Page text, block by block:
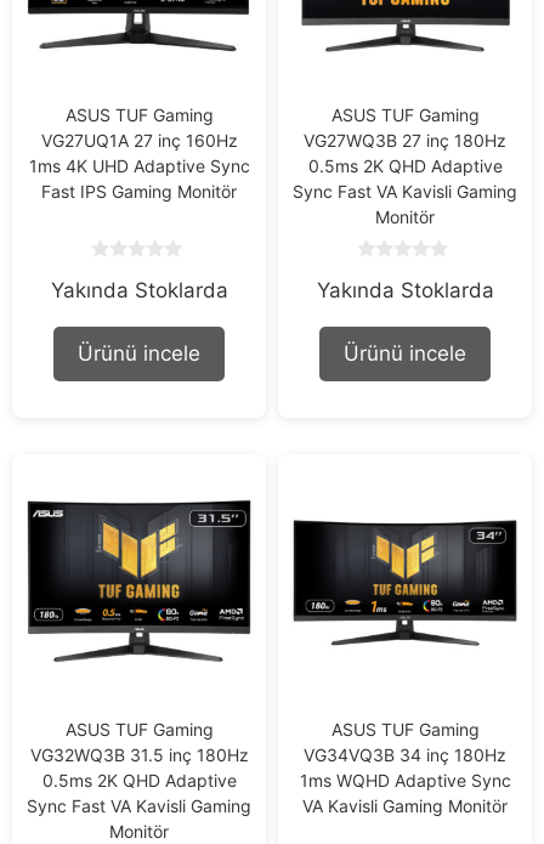
ASUS TUF Gaming
VG27UQ1A 27 inç 160Hz
1ms 4K UHD Adaptive Sync
Fast IPS Gaming Monitör
o
t
f
Yakında Stoklarda
Ürünü incele
ASUS TUF Gaming
VG27WQ3B 27 inç 180Hz
0.5ms 2K QHD Adaptive
Sync Fast VA Kavisli Gaming
Monitör
o
t
f
Yakında Stoklarda
Ürünü incele
ASUS TUF Gaming
VG32WQ3B 31.5 inç 180Hz
0.5ms 2K QHD Adaptive
Sync Fast VA Kavisli Gaming
Monitör
ASUS TUF Gaming
VG34VQ3B 34 inç 180Hz
1ms WQHD Adaptive Sync
VA Kavisli Gaming Monitör